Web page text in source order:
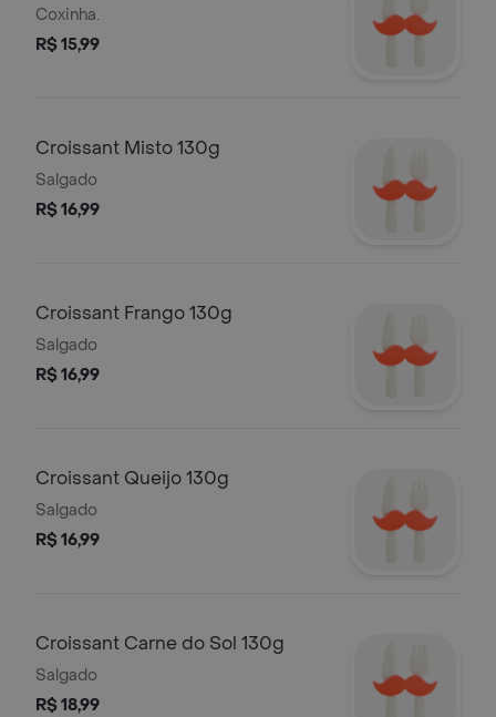
Coxinha.
R$ 15,99
Croissant Misto 130g
Salgado
R$ 16,99
Croissant Frango 130g
Salgado
R$ 16,99
Croissant Queijo 130g
Salgado
R$ 16,99
Croissant Carne do Sol 130g
Salgado
R$ 18,99